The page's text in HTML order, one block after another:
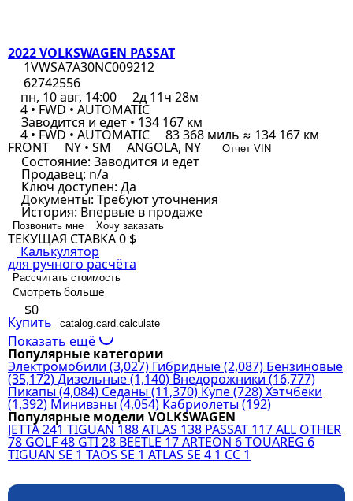
2022 VOLKSWAGEN PASSAT
1VWSA7A30NC009212
62742556
пн, 10 авг, 14:00
2д 11ч 28м
4 • FWD • AUTOMATIC
Заводится и едет • 134 167 км
4 • FWD • AUTOMATIC 83 368 миль ≈ 134 167 км
FRONT NY • SM ANGOLA, NY Отчет VIN
Состояние: Заводится и едет
Продавец: n/a
Ключ доступен: Да
Документы: Требуют уточнения
История: Впервые в продаже
Позвонить мне Хочу заказать
ТЕКУЩАЯ СТАВКА0 $
Калькулятор
для ручного расчёта
Рассчитать стоимость
Смотреть больше
$0
Купить catalog.card.calculate
Показать ещё
Популярные категории
Электромобили (3,027) Гибридные(2,087) Бензиновые
(35,172)Дизельные(1,140) Внедорожники (16,777)
Пикапы(4,084) Седаны(11,370)Купе(728)Хэтчбеки
(1,392) Минивэны(4,054) Кабриолеты(192)
Популярные модели VOLKSWAGEN
JETTA241 TIGUAN 188ATLAS 138 PASSAT 117ALL OTHER
78 GOLF48 GTI28 BEETLE 17ARTEON 6TOUAREG 6
TIGUAN SE 1 TAOS SE 1 ATLAS SE 4 1 CC 1